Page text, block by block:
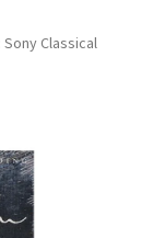
Sony Classical